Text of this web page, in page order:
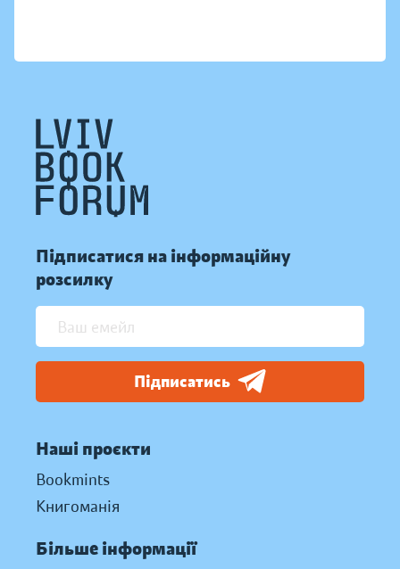
Підписатися на інформаційну
розсилку
Підписатись
Наші проєкти
Bookmints
Книгоманія
Більше інформації